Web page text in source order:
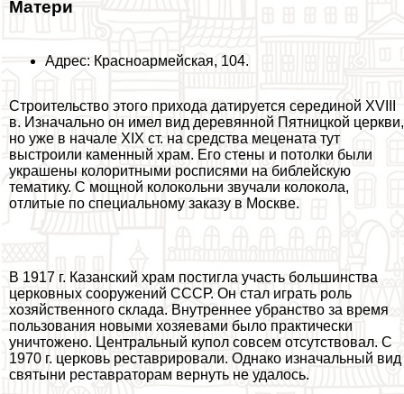
Матери
Адрес: Красноармейская, 104.
Строительство этого прихода датируется серединой XVIII
в. Изначально он имел вид деревянной Пятницкой церкви,
но уже в начале XIX ст. на средства мецената тут
выстроили каменный храм. Его стены и потолки были
украшены колоритными росписями на библейскую
тематику. С мощной колокольни звучали колокола,
отлитые по специальному заказу в Москве.
В 1917 г. Казанский храм постигла участь большинства
церковных сооружений СССР. Он стал играть роль
хозяйственного склада. Внутреннее убранство за время
пользования новыми хозяевами было пpaктически
уничтожено. Центральный купол совсем отсутствовал. С
1970 г. церковь реставрировали. Однако изначальный вид
святыни реставраторам вернуть не удалось.